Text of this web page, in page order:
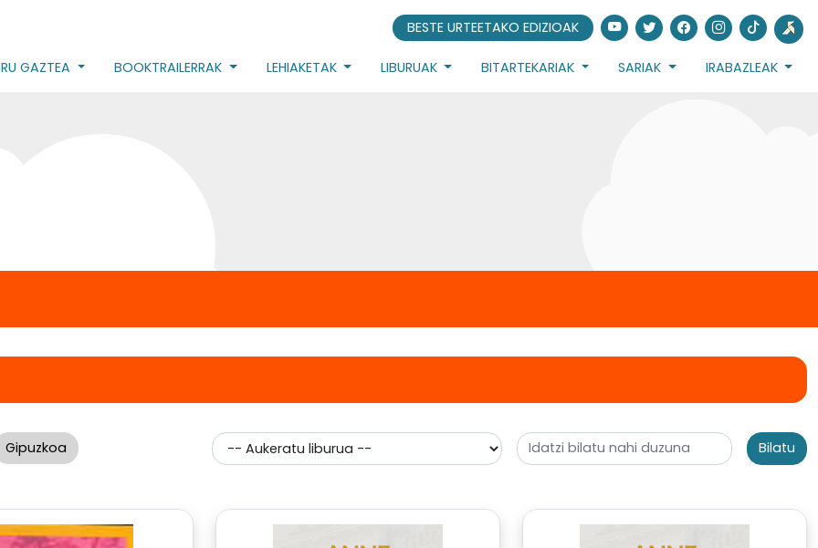
BESTE URTEETAKO EDIZIOAK
GAZTEA BOOKTRAILERRAK LEHIAKETAK LIBURUAK BITARTEKARIAK SARIAK IRABAZLEAK
Gipuzkoa Bilatu